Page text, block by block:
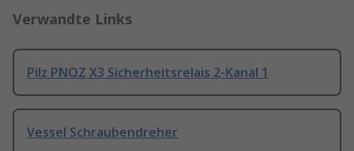
Verwandte Links
Pilz PNOZ X3 Sicherheitsrelais 2-Kanal 1
Vessel Schraubendreher